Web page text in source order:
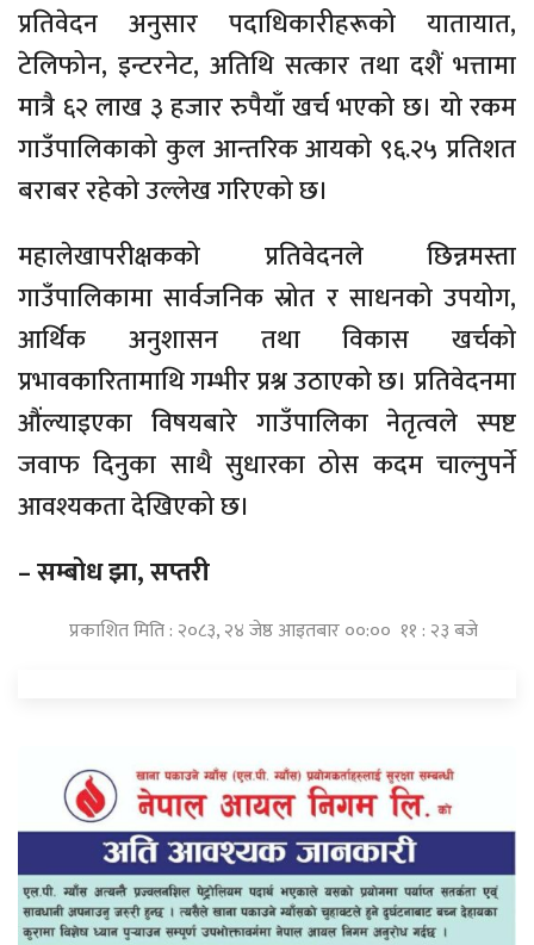
प्रतिवेदन अनुसार पदाधिकारीहरूको यातायात,
टेलिफोन, इन्टरनेट, अतिथि सत्कार तथा दशैं भत्तामा
मात्रै ६२ लाख ३ हजार रुपैयाँ खर्च भएको छ। यो रकम
गाउँपालिकाको कुल आन्तरिक आयको ९६.२५ प्रतिशत
बराबर रहेको उल्लेख गरिएको छ।
महालेखापरीक्षकको प्रतिवेदनले छिन्नमस्ता
गाउँपालिकामा सार्वजनिक स्रोत र साधनको उपयोग,
आर्थिक अनुशासन तथा विकास खर्चको
प्रभावकारितामाथि गम्भीर प्रश्न उठाएको छ। प्रतिवेदनमा
औंल्याइएका विषयबारे गाउँपालिका नेतृत्वले स्पष्ट
जवाफ दिनुका साथै सुधारका ठोस कदम चाल्नुपर्ने
आवश्यकता देखिएको छ।
– सम्बोध झा, सप्तरी
प्रकाशित मिति : २०८३, २४ जेष्ठ आइतबार ००:०० ११ : २३ बजे